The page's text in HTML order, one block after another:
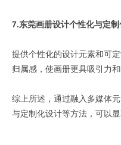
7.东莞画册设计个性化与定制
提供个性化的设计元素和可
归属感，使画册更具吸引力和
综上所述，通过融入多媒体
与定制化设计等方法，可以